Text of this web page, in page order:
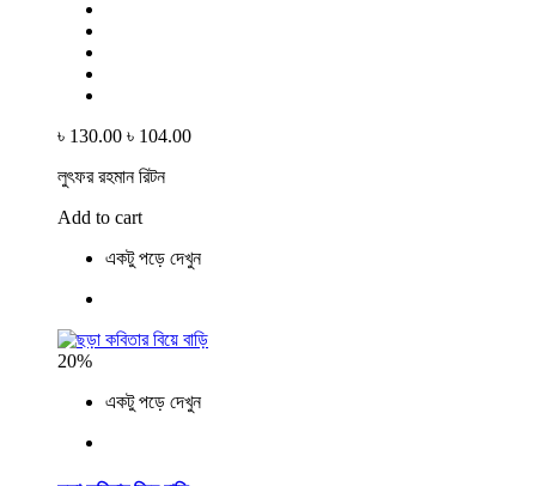
৳ 130.00 ৳ 104.00
লুৎফর রহমান রিটন
Add to cart
একটু পড়ে দেখুন
20%
একটু পড়ে দেখুন